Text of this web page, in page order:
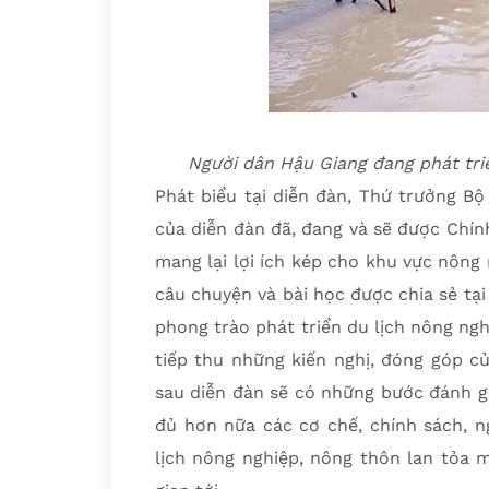
Người dân Hậu Giang đang phát
Phát biểu tại diễn đàn, Thứ trưởng
của diễn đàn đã, đang và sẽ được
mang lại lợi ích kép cho khu vực
câu chuyện và bài học được chia sẻ
phong trào phát triển du lịch nông
tiếp thu những kiến nghị, đóng góp
sau diễn đàn sẽ có những bước đánh
đủ hơn nữa các cơ chế, chính sách,
lịch nông nghiệp, nông thôn lan tỏa